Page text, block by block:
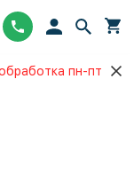
пн-пт